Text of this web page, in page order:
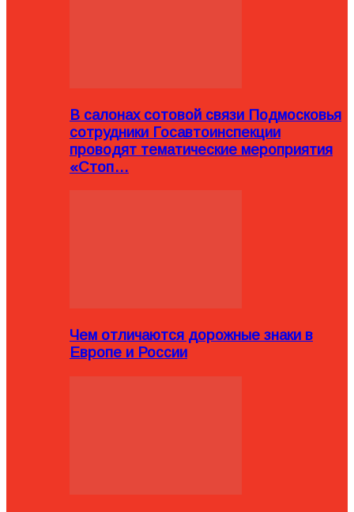
В салонах сотовой связи Подмосковья
сотрудники Госавтоинспекции
проводят тематические мероприятия
«Стоп…
Чем отличаются дорожные знаки в
Европе и России